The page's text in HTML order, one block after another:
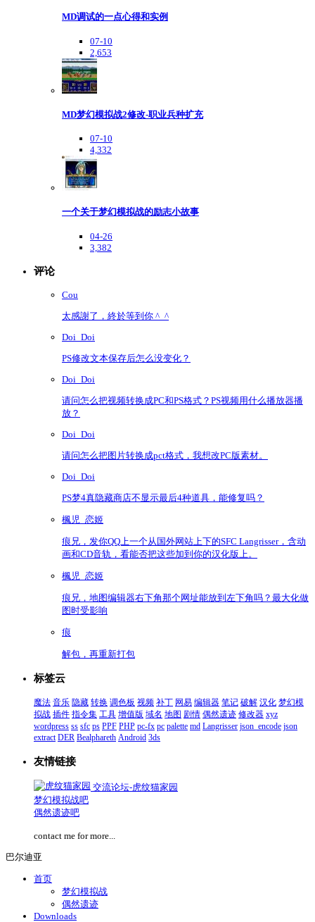
MD调试的一点心得和实例
07-10
2,653
MD梦幻模拟战2修改-职业兵种扩充
07-10
4,332
一个关于梦幻模拟战的励志小故事
04-26
3,382
评论
Cou
太感謝了，終於等到你 ^_^
Doi_Doi
PS修改文本保存后怎么没变化？
Doi_Doi
请问怎么把视频转换成PC和PS格式？PS视频用什么播放器播
放？
Doi_Doi
请问怎么把图片转换成pct格式，我想改PC版素材。
Doi_Doi
PS梦4真隐藏商店不显示最后4种道具，能修复吗？
楓児_恋姬
痕兄，发你QQ上一个从国外网站上下的SFC Langrisser，含动
画和CD音轨，看能否把这些加到你的汉化版上。
楓児_恋姬
痕兄，地图编辑器右下角那个网址能放到左下角吗？最大化做
图时受影响
痕
解包，再重新打包
标签云
魔法 音乐 隐藏 转换 调色板 视频 补丁 网易 编辑器 笔记 破解 汉化 梦幻模
拟战 插件 指令集 工具 增值版 域名 地图 剧情 偶然遗迹 修改器 xyz
wordpress ss sfc ps PPF PHP pc-fx pc palette md Langrisser json_encode json
extract DER Bealphareth Android 3ds
友情链接
交流论坛-虎纹猫家园
梦幻模拟战吧
偶然遗迹吧
contact me for more...
巴尔迪亚
首页
梦幻模拟战
偶然遗迹
Downloads